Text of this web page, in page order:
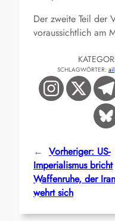
Der zweite Teil der
voraussichtlich am
SCHLAGWÖRTER: ail
← Vorheriger: US-
Imperialismus bricht
Waffenruhe, der Iran
wehrt sich